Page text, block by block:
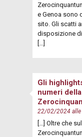
e Genoa sono
sito. Gli scatti
disposizione di
Gli
numeri
22/02/2024 alle
[…] Oltre che